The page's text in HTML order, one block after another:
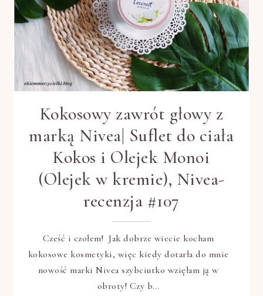
Kokosowy zawrót głowy z
marką Nivea| Suflet do ciała
Kokos i Olejek Monoi
(Olejek w kremie), Nivea-
recenzja #107
Cześć i czołem! Jak dobrze wiecie kocham
kokosowe kosmetyki, więc kiedy dotarła do mnie
nowość marki Nivea szybciutko wzięłam ją w
obroty! Czy b…